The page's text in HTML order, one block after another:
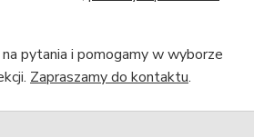
pytania i pomogamy w wyborze
Zapraszamy do kontaktu.